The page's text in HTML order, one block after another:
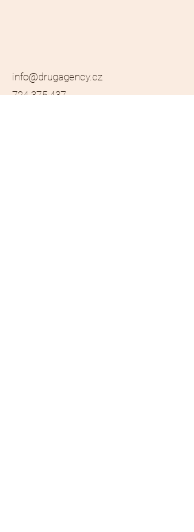
info@drugagency.cz
724 375 437